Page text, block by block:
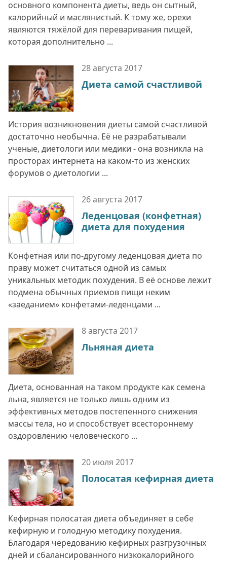
основного компонента диеты, ведь он сытный,
калорийный и маслянистый. К тому же, орехи
являются тяжёлой для переваривания пищей,
которая дополнительно ...
28 августа 2017
Диета самой счастливой
История возникновения диеты самой счастливой
достаточно необычна. Её не разрабатывали
ученые, диетологи или медики - она возникла на
просторах интернета на каком-то из женских
форумов о диетологии ...
26 августа 2017
Леденцовая (конфетная)
диета для похудения
Конфетная или по-другому леденцовая диета по
праву может считаться одной из самых
уникальных методик похудения. В её основе лежит
подмена обычных приемов пищи неким
«заеданием» конфетами-леденцами ...
8 августа 2017
Льняная диета
Диета, основанная на таком продукте как семена
льна, является не только лишь одним из
эффективных методов постепенного снижения
массы тела, но и способствует всестороннему
оздоровлению человеческого ...
20 июля 2017
Полосатая кефирная диета
Кефирная полосатая диета объединяет в себе
кефирную и голодную методику похудения.
Благодаря чередованию кефирных разгрузочных
дней и сбалансированного низкокалорийного